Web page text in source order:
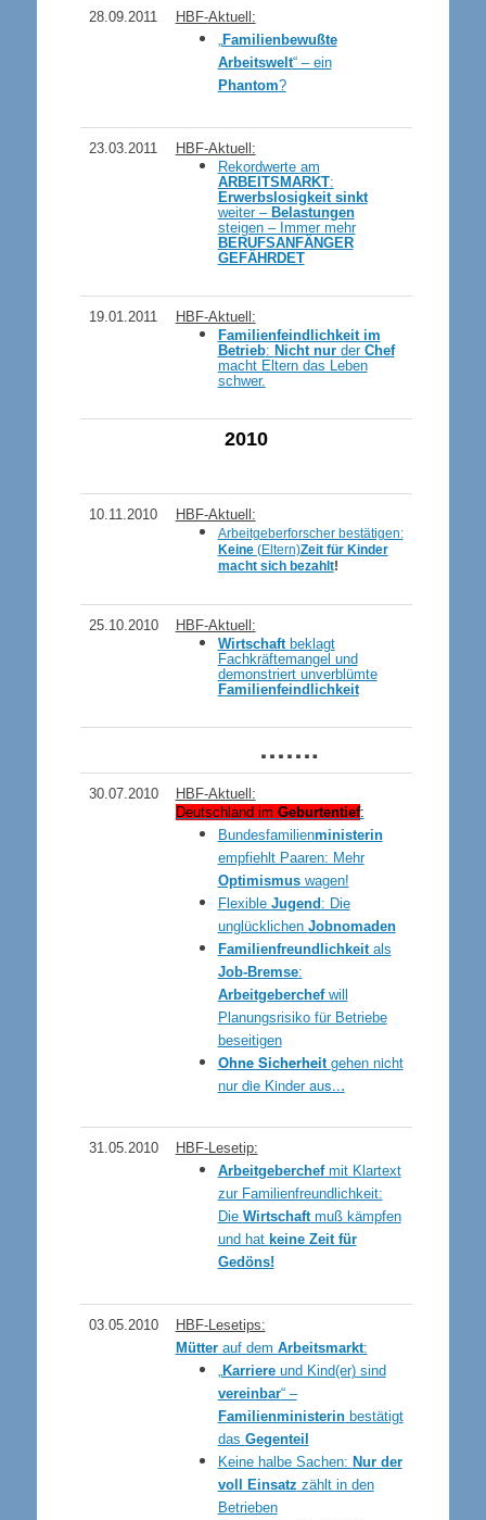
28.09.2011 HBF-Aktuell:
„Familienbewußte
Arbeitswelt“ – ein
Phantom?
23.03.2011
HBF-Aktuell:
Rekordwerte am
ARBEITSMARKT:
Erwerbslosigkeit sinkt
weiter – Belastungen
steigen – Immer mehr
BERUFSANFÄNGER
GEFÄHRDET
19.01.2011
HBF-Aktuell:
Familienfeindlichkeit im
Betrieb: Nicht nur der Chef
macht Eltern das Leben
schwer.
2010
10.11.2010 HBF-Aktuell:
Arbeitgeberforscher bestätigen:
Keine (Eltern)Zeit für Kinder
macht sich bezahlt!
25.10.2010
HBF-Aktuell:
Wirtschaft beklagt
Fachkräftemangel und
demonstriert unverblümte
Familienfeindlichkeit
…….
30.07.2010
HBF-Aktuell:
Deutschland im Geburtentief:
Bundesfamilienministerin
empfiehlt Paaren: Mehr
Optimismuswagen!
Flexible Jugend : Die
unglücklichen Jobnomaden
Familienfreundlichkeitals
Job-Bremse:
Arbeitgeberchefwill
Planungsrisiko für Betriebe
beseitigen
Ohne Sicherheit gehen nicht
nur die Kinder aus...
31.05.2010
HBF-Lesetip:
Arbeitgeberchefmit Klartext
zur Familienfreundlichkeit:
Die Wirtschaftmuß kämpfen
und hat keine Zeit für
Gedöns!
03.05.2010
HBF-Lesetips:
Mütterauf dem Arbeitsmarkt:
„Karriereund Kind(er) sind
vereinbar“ –
Familienministerinbestätigt
das Gegenteil
Keine halbe Sachen: Nur der
voll Einsatz zählt in den
Betrieben